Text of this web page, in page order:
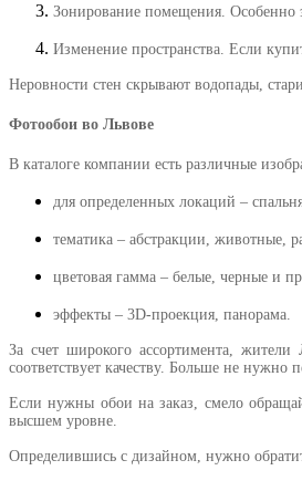
Зонирование помещения. Особенно
Изменение пространства. Если
Неровности стен скрывают водопады,
Фотообои во Львове
В каталоге компании есть различные
для определенных локаций –
тематика – абстракции, животные,
цветовая гамма – белые, черные и
эффекты – 3D-проекция, панорама.
За счет широкого ассортимента,
соответствует качеству. Больше не нужно
Если нужны обои на заказ, смело
высшем уровне.
Определившись с дизайном, нужно